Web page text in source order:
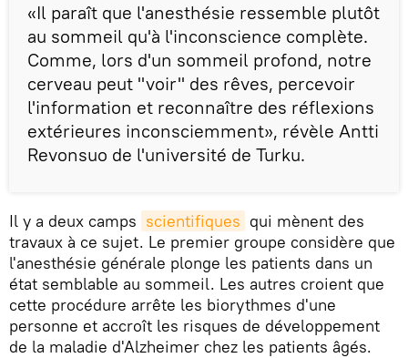
«Il paraît que l'anesthésie ressemble plutôt
au sommeil qu'à l'inconscience complète.
Comme, lors d'un sommeil profond, notre
cerveau peut "voir" des rêves, percevoir
l'information et reconnaître des réflexions
extérieures inconsciemment», révèle Antti
Revonsuo de l'université de Turku.
Il y a deux camps scientifiques qui mènent des
travaux à ce sujet. Le premier groupe considère que
l'anesthésie générale plonge les patients dans un
état semblable au sommeil. Les autres croient que
cette procédure arrête les biorythmes d'une
personne et accroît les risques de développement
de la maladie d'Alzheimer chez les patients âgés.